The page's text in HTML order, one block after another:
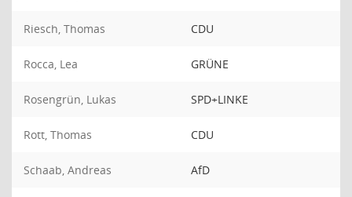
Riesch, Thomas CDU
Rocca, Lea GRÜNE
Rosengrün, Lukas SPD+LINKE
Rott, Thomas CDU
Schaab, Andreas AfD